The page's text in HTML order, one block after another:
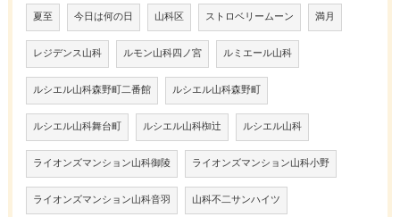
夏至 今日は何の日 山科区 ストロベリームーン 満月
レジデンス山科 ルモン山科四ノ宮 ルミエール山科
ルシエル山科森野町二番館 ルシエル山科森野町
ルシエル山科舞台町 ルシエル山科椥辻 ルシエル山科
ライオンズマンション山科御陵 ライオンズマンション山科小野
ライオンズマンション山科音羽 山科不二サンハイツ